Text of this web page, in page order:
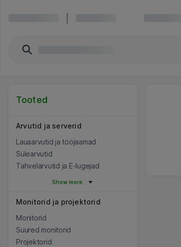
Tooted
Arvutid ja serverid
Lauaarvutid ja tööjaamad
Sülearvutid
Tahvelarvutid ja E-lugejad
Show more
Monitorid ja projektorid
Monitorid
Suured monitorid
Projektorid